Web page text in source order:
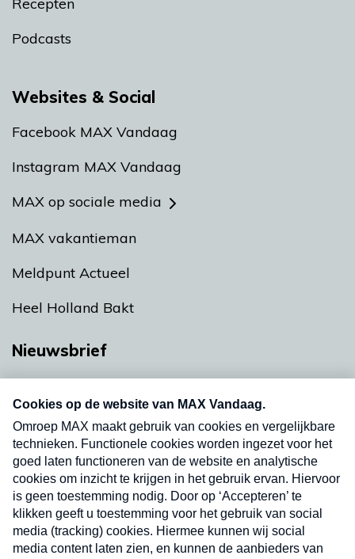
Recepten
Podcasts
Websites & Social
Facebook MAX Vandaag
Instagram MAX Vandaag
MAX op sociale media
MAX vakantieman
Meldpunt Actueel
Heel Holland Bakt
Nieuwsbrief
nieuwsbrief. Elke vrijdag- en dinsdagochtend in
uw mailbox.
Verzend